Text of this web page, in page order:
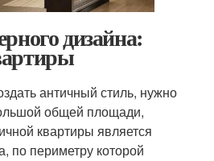
дизайна:
античный стиль, нужно
общей площади,
квартиры является
по периметру которой